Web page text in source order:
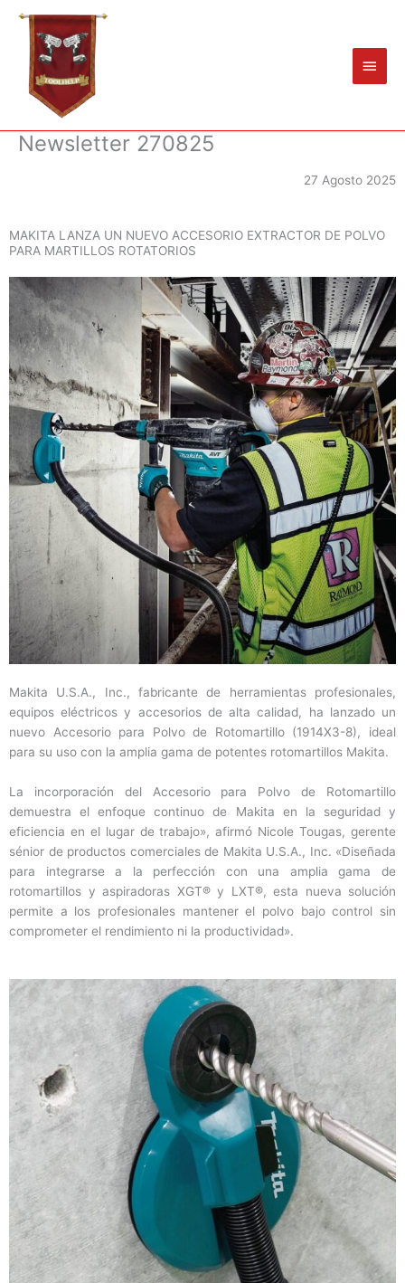
contenido
Newsletter 270825
27 Agosto 2025
MAKITA LANZA UN NUEVO ACCESORIO EXTRACTOR DE POLVO
PARA MARTILLOS ROTATORIOS
Makita U.S.A., Inc., fabricante de herramientas profesionales,
equipos eléctricos y accesorios de alta calidad, ha lanzado un
nuevo Accesorio para Polvo de Rotomartillo (1914X3-8), ideal
para su uso con la amplia gama de potentes rotomartillos Makita.
La incorporación del Accesorio para Polvo de Rotomartillo
demuestra el enfoque continuo de Makita en la seguridad y
eficiencia en el lugar de trabajo», afirmó Nicole Tougas, gerente
sénior de productos comerciales de Makita U.S.A., Inc. «Diseñada
para integrarse a la perfección con una amplia gama de
rotomartillos y aspiradoras XGT® y LXT®, esta nueva solución
permite a los profesionales mantener el polvo bajo control sin
comprometer el rendimiento ni la productividad».